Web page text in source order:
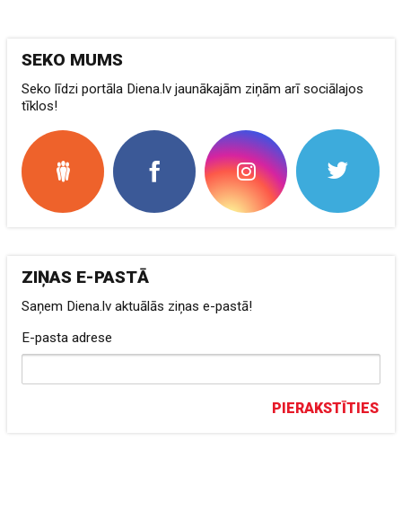
SEKO MUMS
Seko līdzi portāla Diena.lv jaunākajām ziņām arī sociālajos
tīklos!
ZIŅAS E-PASTĀ
Saņem Diena.lv aktuālās ziņas e-pastā!
E-pasta adrese
PIERAKSTĪTIES